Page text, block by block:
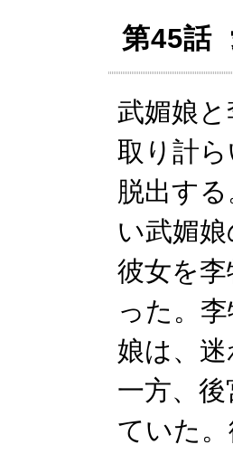
第45話
武媚娘
取り計
脱出す
い武媚
彼女を
った。
娘は、
一方、
ていた